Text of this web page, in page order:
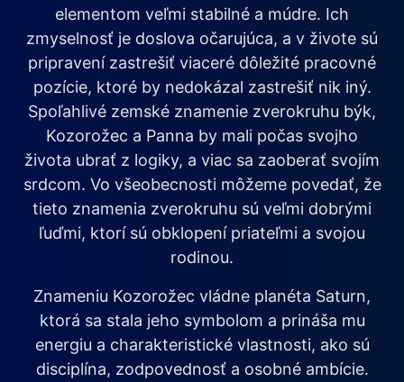
elementom veľmi stabilné a múdre. Ich
zmyselnosť je doslova očarujúca, a v živote sú
pripravení zastrešiť viaceré dôležité pracovné
pozície, ktoré by nedokázal zastrešiť nik iný.
Spoľahlivé zemské znamenie zverokruhu býk,
Kozorožec a Panna by mali počas svojho
života ubrať z logiky, a viac sa zaoberať svojím
srdcom. Vo všeobecnosti môžeme povedať, že
tieto znamenia zverokruhu sú veľmi dobrými
ľuďmi, ktorí sú obklopení priateľmi a svojou
rodinou.
Znameniu Kozorožec vládne planéta Saturn,
ktorá sa stala jeho symbolom a prináša mu
energiu a charakteristické vlastnosti, ako sú
disciplína, zodpovednosť a osobné ambície.